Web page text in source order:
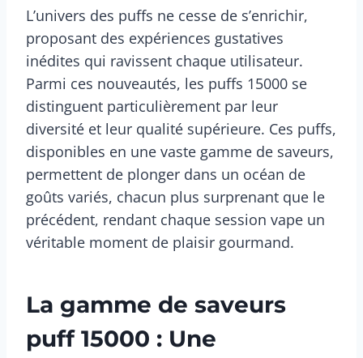
L’univers des puffs ne cesse de s’enrichir,
proposant des expériences gustatives
inédites qui ravissent chaque utilisateur.
Parmi ces nouveautés, les puffs 15000 se
distinguent particulièrement par leur
diversité et leur qualité supérieure. Ces puffs,
disponibles en une vaste gamme de saveurs,
permettent de plonger dans un océan de
goûts variés, chacun plus surprenant que le
précédent, rendant chaque session vape un
véritable moment de plaisir gourmand.
La gamme de saveurs
puff 15000 : Une